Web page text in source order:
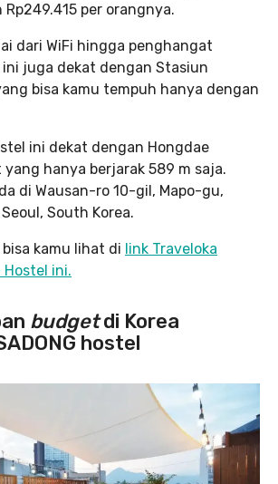
per orangnya.
dari WiFi hingga penghangat
juga dekat dengan Stasiun
bisa kamu tempuh hanya dengan
ini dekat dengan Hongdae
hanya berjarak 589 m saja.
di Wausan-ro 10-gil, Mapo-gu,
South Korea.
kamu lihat di link Traveloka
Hostel ini.
budgetdi Korea
hostel